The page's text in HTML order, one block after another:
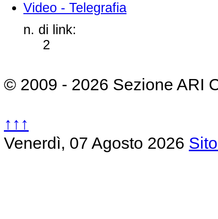
Video - Telegrafia
n. di link:
2
© 2009 - 2026 Sezione ARI
↑↑↑
Venerdì, 07 Agosto 2026